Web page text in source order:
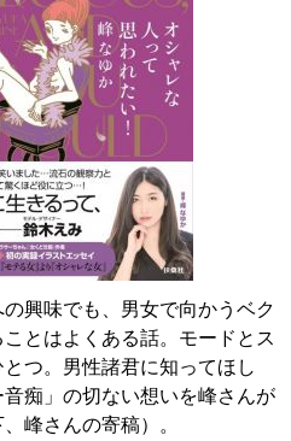
興味でも、男女で向かうベク
ことはよくある話。モードとス
とつ。男性諸君に知ってほし
痴」の切ない想いを峰さんが
峰さんの寄稿）。